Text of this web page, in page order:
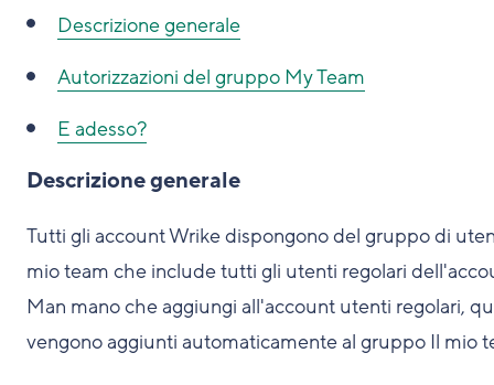
Descrizione generale
Autorizzazioni del gruppo My Team
E adesso?
Descrizione generale
Tutti gli account Wrike dispongono del gruppo di
mio team che include tutti gli utenti regolari
Man mano che aggiungi all'account utenti regolari,
vengono aggiunti automaticamente al gruppo Il mio